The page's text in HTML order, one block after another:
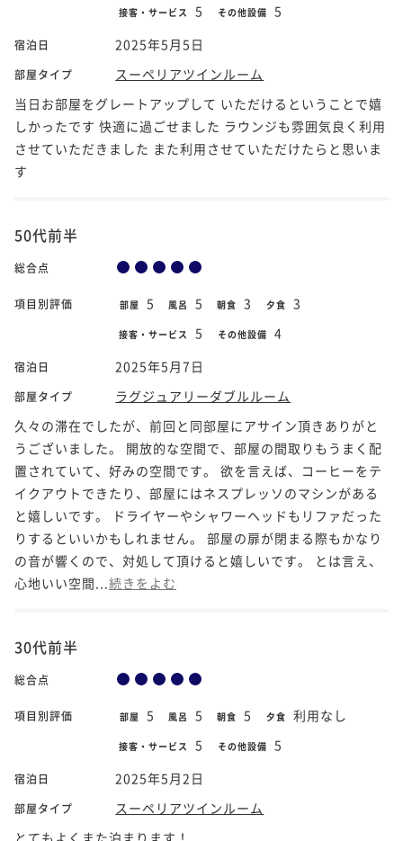
接客・サービス 5 その他設備 5
宿泊日 2025年5月5日
部屋タイプ
スーペリアツインルーム
当日お部屋をグレートアップして いただけるということで嬉
しかったです 快適に過ごせました ラウンジも雰囲気良く利用
させていただきました また利用させていただけたらと思いま
す
50代前半
総合点
項目別評価 部屋 5 風呂 5 朝食 3 夕食 3
接客・サービス 5 その他設備 4
宿泊日 2025年5月7日
部屋タイプ
ラグジュアリーダブルルーム
久々の滞在でしたが、前回と同部屋にアサイン頂きありがと
うございました。 開放的な空間で、部屋の間取りもうまく配
置されていて、好みの空間です。 欲を言えば、コーヒーをテ
イクアウトできたり、部屋にはネスプレッソのマシンがある
と嬉しいです。 ドライヤーやシャワーヘッドもリファだった
りするといいかもしれません。 部屋の扉が閉まる際もかなり
の音が響くので、対処して頂けると嬉しいです。 とは言え、
心地いい空間... 続きをよむ
30代前半
総合点
項目別評価 部屋 5 風呂 5 朝食 5 夕食 利用なし
接客・サービス 5 その他設備 5
宿泊日 2025年5月2日
部屋タイプ
スーペリアツインルーム
とてもよくまた泊まります！